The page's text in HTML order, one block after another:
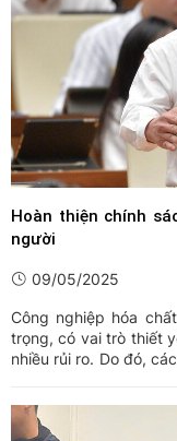
Hoàn thiện chính
người
09/05/2025
Công nghiệp hóa
trọng, có vai trò thiết
nhiều rủi ro. Do đó,